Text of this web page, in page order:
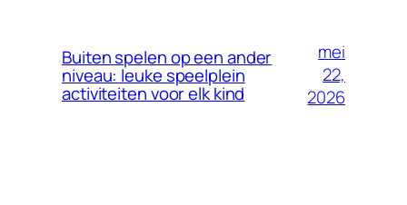
Buiten spelen op een ander
niveau: leuke speelplein
activiteiten voor elk kind
mei
22,
2026